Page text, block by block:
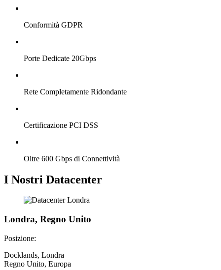
Conformità GDPR
Porte Dedicate 20Gbps
Rete Completamente Ridondante
Certificazione PCI DSS
Oltre 600 Gbps di Connettività
I Nostri Datacenter
Londra, Regno Unito
Posizione:
Docklands, Londra
Regno Unito, Europa